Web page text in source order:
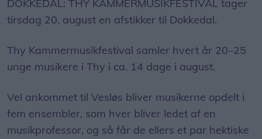
DOKKEDAL: THY KAMMERMUSIKFESTIVAL tager
tirsdag 20. august en afstikker til Dokkedal.
Thy Kammermusikfestival samler hvert år 20–25
unge musikere i Thy i ca. 14 dage i august.
Vel ankommet til Vesløs bliver musikerne opdelt i
fem ensembler, som hver bliver ledet af en
musikprofessor, og så får de ellers et par hektiske